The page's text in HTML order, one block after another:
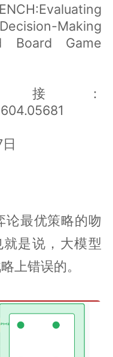
Making
Board Game
：
论最优策略的吻
是说，大模型
上错误的。